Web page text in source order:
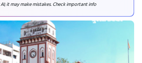
it may make mistakes. Check important info